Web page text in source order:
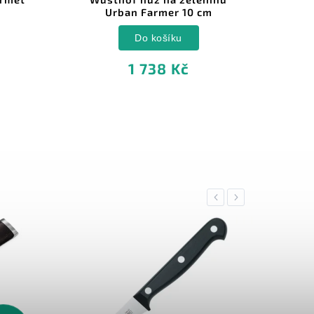
Urban Farmer 10 cm
1 738 Kč
Do košíku
Previous
Next